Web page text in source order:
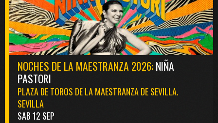
NOCHES DE LA MAESTRANZA 2026:NIÑA
PASTORI
PLAZA DE TOROS DE LA MAESTRANZA DE SEVILLA.
SEVILLA
SAB 12 SEP